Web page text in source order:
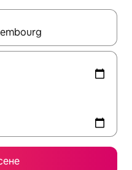
използвайте